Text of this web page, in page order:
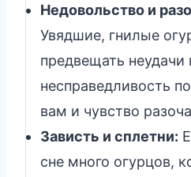
Недовольство и
Увядшие, гнилые
предвещать неудачи
несправедливость
вам и чувство
Зависть и сплетни:
сне много огурцов,